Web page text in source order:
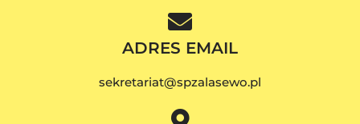
ADRES EMAIL
sekretariat@spzalasewo.pl